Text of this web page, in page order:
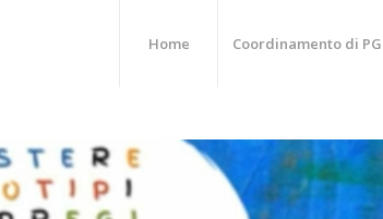
Home Coordinamento di PG